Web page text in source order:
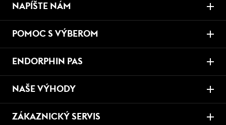
NAPÍŠTE NÁM
POMOC S VÝBEROM
ENDORPHIN PAS
NAŠE VÝHODY
ZÁKAZNICKÝ SERVIS